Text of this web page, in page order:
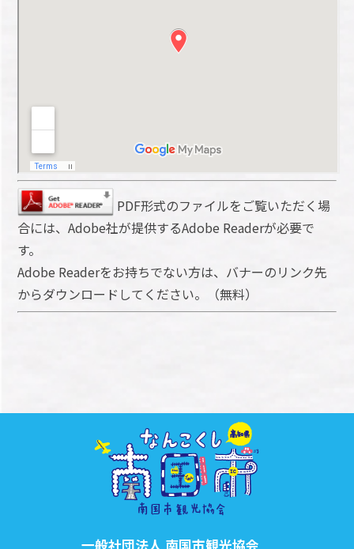
PDF形式のファイルをご覧いただく場
合には、Adobe社が提供するAdobe Readerが必要で
す。
Adobe Readerをお持ちでない方は、バナーのリンク先
からダウンロードしてください。（無料）
一般社団法人 南国市観光協会